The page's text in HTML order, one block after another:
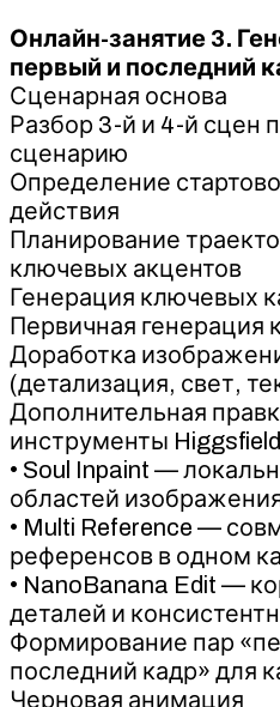
Онлайн-занятие 3.
первый и последний
Сценарная основа
Разбор 3-й и 4-й сцен
сценарию
Определение
действия
Планирование
ключевых акцентов
Генерация ключевых
Первичная генерация
Доработка
(детализация, свет,
Дополнительная
инструменты
• Soul Inpaint —
областей
• Multi Reference —
референсов в одном
• NanoBanana Edit —
деталей и
Формирование пар
последний кадр» для
Черновая анимация